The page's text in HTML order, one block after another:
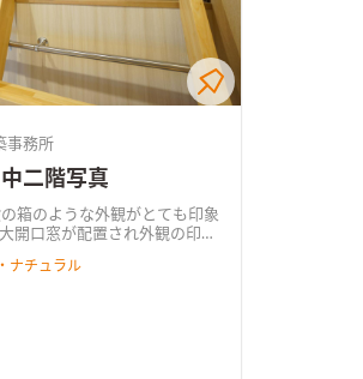
事務所
二階写真
箱のような外観がとても印象
開口窓が配置され外観の印象
配置と、 南面にある２つの
明るく開放的な空間が特徴
ナチュラル